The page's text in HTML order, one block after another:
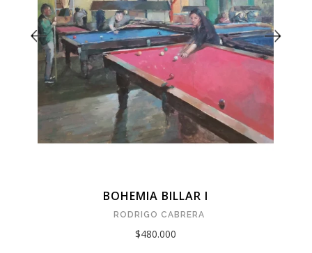
BOHEMIA BILLAR I
RODRIGO CABRERA
$480.000